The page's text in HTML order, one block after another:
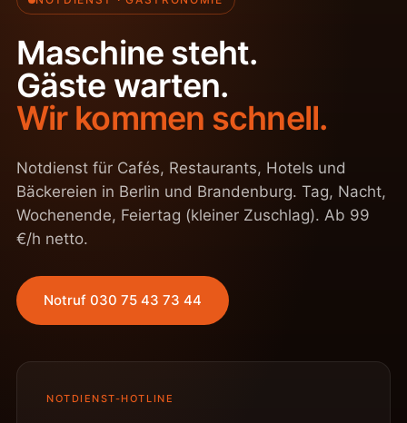
Maschine steht.
Gäste warten.
Wir kommen schnell.
Notdienst für Cafés, Restaurants, Hotels und
Bäckereien in Berlin und Brandenburg. Tag, Nacht,
Wochenende, Feiertag (kleiner Zuschlag). Ab 99
€/h netto.
Notruf 030 75 43 73 44
NOTDIENST-HOTLINE